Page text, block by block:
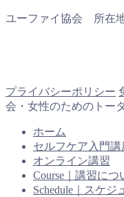
ユーファイ協会 所在
プライバシーポリシー
会・女性のためのトー
ホーム
セルフケア入門講
オンライン講習
Course｜講習につ
Schedule｜スケジ